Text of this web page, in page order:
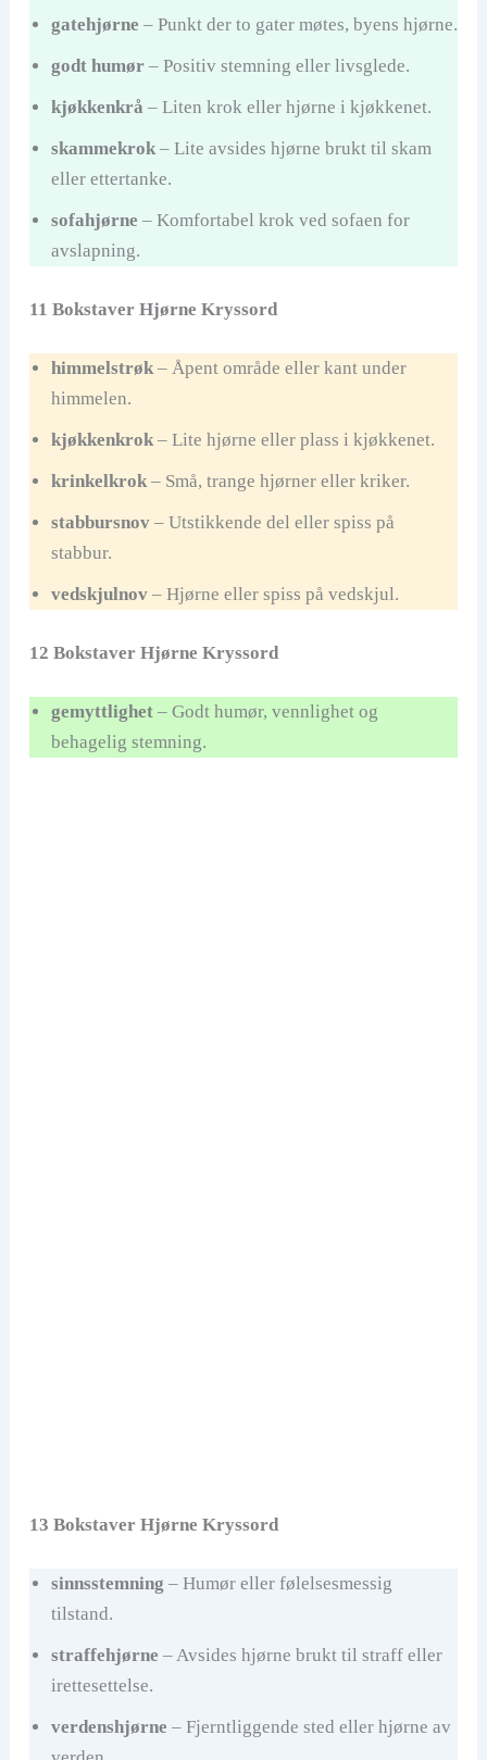
gatehjørne – Punkt der to gater møtes, byens hjørne.
godt humør – Positiv stemning eller livsglede.
kjøkkenkrå – Liten krok eller hjørne i kjøkkenet.
skammekrok– Lite avsides hjørne brukt til skam
eller ettertanke.
sofahjørne – Komfortabel krok ved sofaen for
avslapning.
11 Bokstaver Hjørne Kryssord
himmelstrøk– Åpent område eller kant under
himmelen.
kjøkkenkrok– Lite hjørne eller plass i kjøkkenet.
krinkelkrok– Små, trange hjørner eller kriker.
stabbursnov– Utstikkende del eller spiss på
stabbur.
vedskjulnov– Hjørne eller spiss på vedskjul.
12 Bokstaver Hjørne Kryssord
gemyttlighet– Godt humør, vennlighet og
behagelig stemning.
13 Bokstaver Hjørne Kryssord
sinnsstemning – Humør eller følelsesmessig
tilstand.
straffehjørne – Avsides hjørne brukt til straff eller
irettesettelse.
verdenshjørne – Fjerntliggende sted eller hjørne av